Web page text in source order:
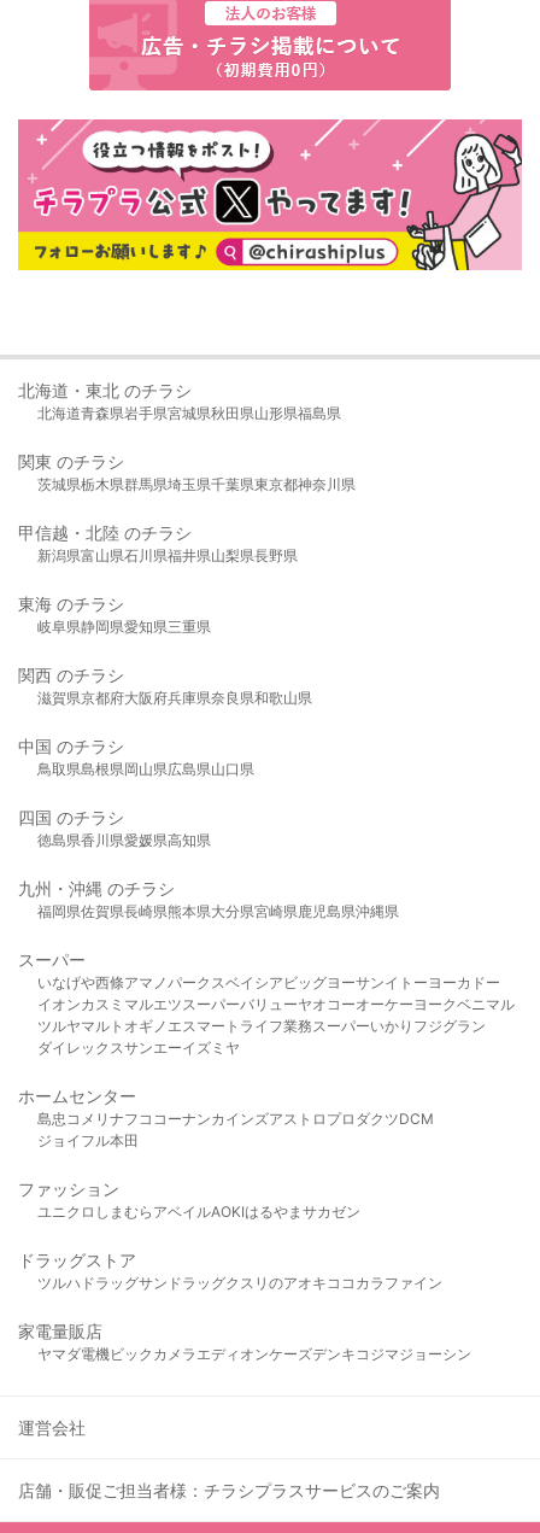
北海道・東北 のチラシ
北海道青森県岩手県宮城県秋田県山形県福島県
関東 のチラシ
茨城県栃木県群馬県埼玉県千葉県東京都神奈川県
甲信越・北陸 のチラシ
新潟県富山県石川県福井県山梨県長野県
東海 のチラシ
岐阜県静岡県愛知県三重県
関西 のチラシ
滋賀県京都府大阪府兵庫県奈良県和歌山県
中国 のチラシ
鳥取県島根県岡山県広島県山口県
四国 のチラシ
徳島県香川県愛媛県高知県
九州・沖縄 のチラシ
福岡県佐賀県長崎県熊本県大分県宮崎県鹿児島県沖縄県
スーパー
いなげや西條アマノパークスベイシア ビッグヨーサンイトーヨーカドー
イオンカスミ マルエツスーパーバリューヤオコーオーケー ヨークベニマル
ツルヤマルト オギノ エスマート ライフ業務スーパーいかり フジグラン
ダイレックスサンエーイズミヤ
ホームセンター
島忠 コメリ ナフコ コーナンカインズアストロプロダクツDCM
ジョイフル本田
ファッション
ユニクロ しまむら アベイルAOKIはるやま サカゼン
ドラッグストア
ツルハドラッグサンドラッグクスリのアオキ ココカラファイン
家電量販店
ヤマダ電機ビックカメラ エディオンケーズデンキ コジマジョーシン
運営会社
店舗・販促ご担当者様：チラシプラスサービスのご案内